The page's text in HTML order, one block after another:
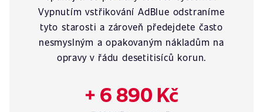
Vypnutím vstřikování AdBlue odstraníme
tyto starosti a zároveň předejdete často
nesmyslným a opakovaným nákladům na
opravy v řádu desetitisíců korun.
+ 6 890 Kč